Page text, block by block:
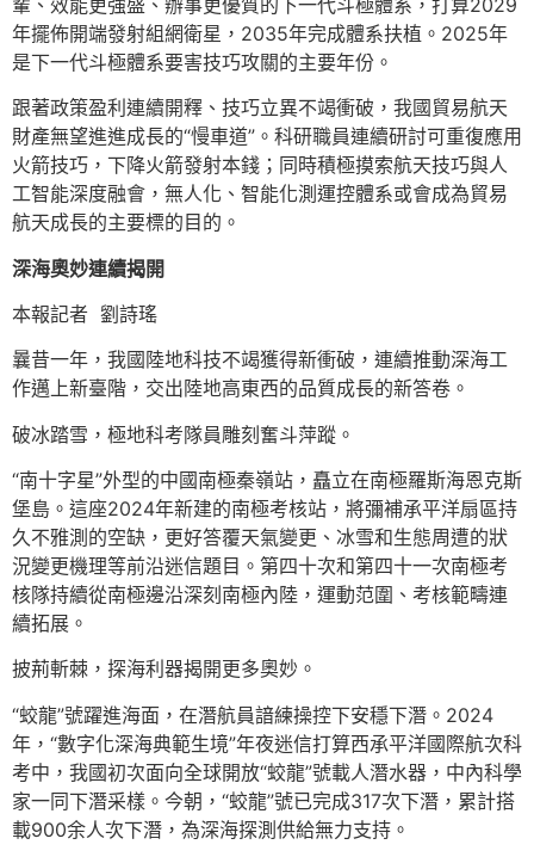
年擺佈開端發射組網衛星，2035年完成體系扶植。2025年
是下一代斗極體系要害技巧攻關的主要年份。
跟著政策盈利連續開釋、技巧立異不竭衝破，我國貿易航天
財產無望進進成長的“慢車道”。科研職員連續研討可重復應用
火箭技巧，下降火箭發射本錢；同時積極摸索航天技巧與人
工智能深度融會，無人化、智能化測運控體系或會成為貿易
航天成長的主要標的目的。
深海奧妙連續揭開
本報記者 劉詩瑤
曩昔一年，我國陸地科技不竭獲得新衝破，連續推動深海工
作邁上新臺階，交出陸地高東西的品質成長的新答卷。
破冰踏雪，極地科考隊員雕刻奮斗萍蹤。
“南十字星”外型的中國南極秦嶺站，矗立在南極羅斯海恩克斯
堡島。這座2024年新建的南極考核站，將彌補承平洋扇區持
久不雅測的空缺，更好答覆天氣變更、冰雪和生態周遭的狀
況變更機理等前沿迷信題目。第四十次和第四十一次南極考
核隊持續從南極邊沿深刻南極內陸，運動范圍、考核範疇連
續拓展。
披荊斬棘，探海利器揭開更多奧妙。
“蛟龍”號躍進海面，在潛航員諳練操控下安穩下潛。2024
年，“數字化深海典範生境”年夜迷信打算西承平洋國際航次科
考中，我國初次面向全球開放“蛟龍”號載人潛水器，中內科學
家一同下潛采樣。今朝，“蛟龍”號已完成317次下潛，累計搭
載900余人次下潛，為深海探測供給無力支持。